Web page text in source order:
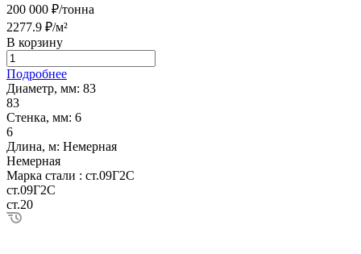
200 000 ₽/тонна
2277.9 ₽/м²
В корзину
Подробнее
Диаметр, мм: 83
83
Стенка, мм: 6
6
Длина, м: Немерная
Немерная
Марка стали : ст.09Г2С
ст.09Г2С
ст.20